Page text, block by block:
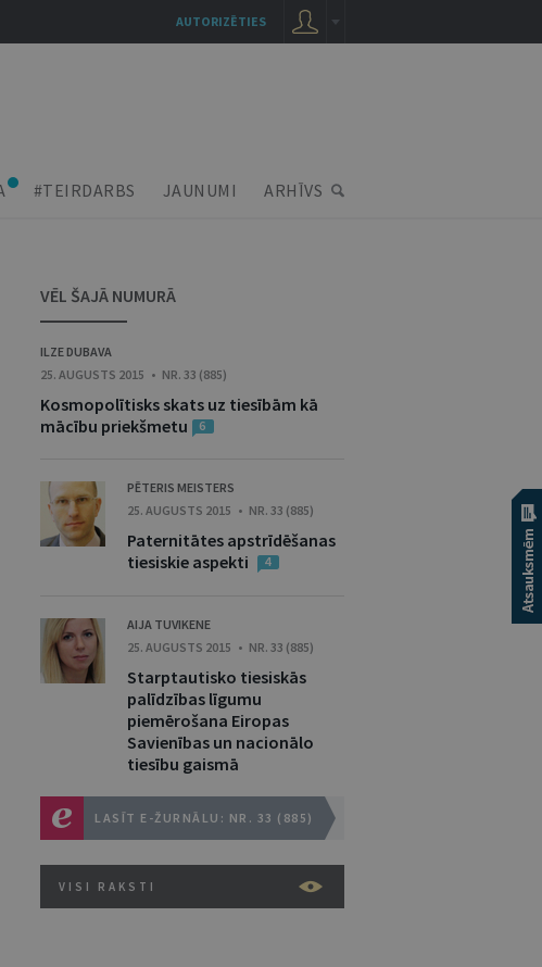
#TEIRDARBS JAUNUMI ARHĪVS
VĒL ŠAJĀ NUMURĀ
ILZE DUBAVA
25. AUGUSTS 2015 • NR. 33 (885)
Kosmopolītisks skats uz tiesībām kā
mācību priekšmetu
6
PĒTERIS MEISTERS
25. AUGUSTS 2015 • NR. 33 (885)
Paternitātes apstrīdēšanas
tiesiskie aspekti
4
AIJA TUVIKENE
25. AUGUSTS 2015 • NR. 33 (885)
Starptautisko tiesiskās
palīdzības līgumu
piemērošana Eiropas
Savienības un nacionālo
tiesību gaismā
LASĪT E-ŽURNĀLU: NR. 33 (885)
VISI RAKSTI
AUTORIZĒTIES